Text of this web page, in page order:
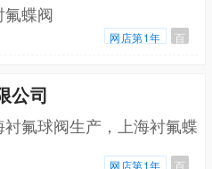
蝶阀
网店第1年 百
公司
衬氟球阀生产，上海衬氟蝶
网店第1年 百